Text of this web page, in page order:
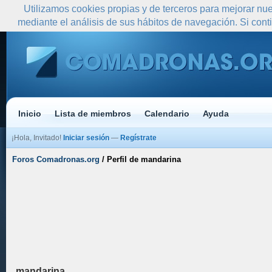
Inicio Lista de miembros Calendario Ayuda
¡Hola, Invitado! Iniciar sesión — Regístrate
Foros Comadronas.org / Perfil de mandarina
Utilizamos cookies propias y de terceros para mejorar
mediante el análisis de sus hábitos de navegación. Si